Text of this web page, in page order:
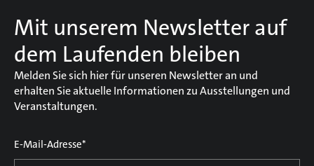
Mit unserem Newsletter auf
dem Laufenden bleiben
Melden Sie sich hier für unseren Newsletter an und
erhalten Sie aktuelle Informationen zu Ausstellungen und
Veranstaltungen.
E-Mail-Adresse*